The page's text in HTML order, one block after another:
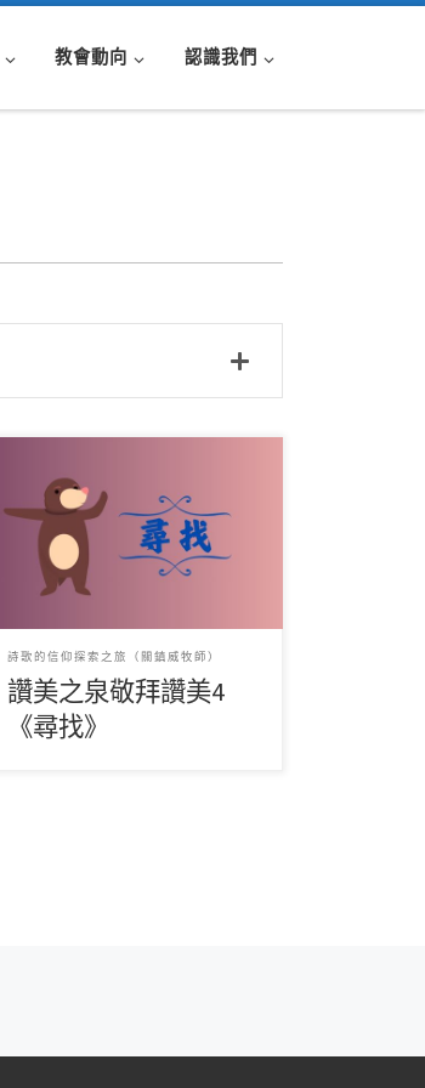
教會動向 認識我們
《尋找》 讚美之泉敬拜讚美4 曲、
詞：賴美麗 我曾經像一隻小小飛
鳥，飛躍在這藍天海上， 我無時無
刻徬 […]
詩歌的信仰探索之旅（關鎮威牧師）
讚美之泉敬拜讚美4
《尋找》